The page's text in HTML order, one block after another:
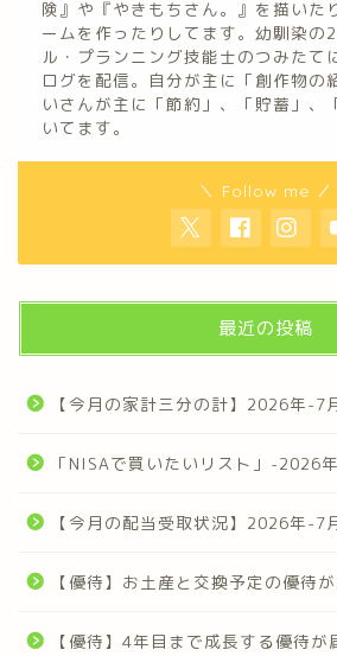
険』や『やきもちさん。』を描いた
ームを作ったりしてます。幼馴染の
ル・プランニング技能士のつみたて
ログを配信。自分が主に「創作物の
いさんが主に「節約」、「貯蓄」、
いてます。
＼ Follow me ／
最近の投稿
【今月の家計三分の計】2026年-7
「NISAで買いたいリスト」-2026
【今月の配当受取状況】2026年-7
【優待】お土産と交換予定の優待
【優待】4年目まで成長する優待